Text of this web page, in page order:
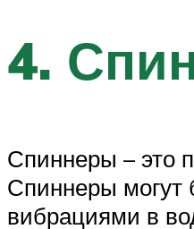
4.
Спиннеры – это
Спиннеры могут
вибрациями в